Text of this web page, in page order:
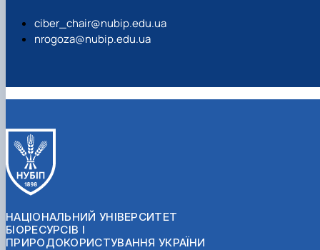
ciber_chair@nubip.edu.ua
nrogoza@nubip.edu.ua
НАЦІОНАЛЬНИЙ УНІВЕРСИТЕТ
БІОРЕСУРСІВ І
ПРИРОДОКОРИСТУВАННЯ УКРАЇНИ